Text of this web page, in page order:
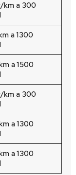
km a 300
a 1300
a 1500
km a 300
a 1300
a 1300